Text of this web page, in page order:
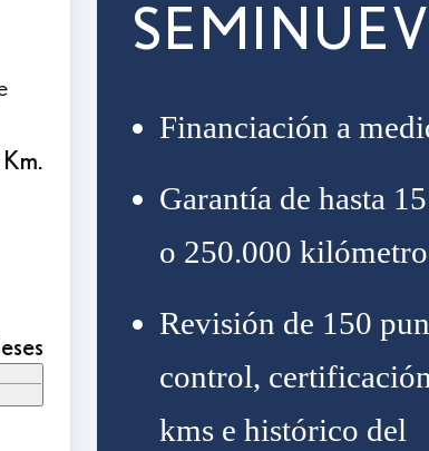
Financiación a
Garantía de hasta
o 250.000
Revisión de 150
control,
kms e histórico del